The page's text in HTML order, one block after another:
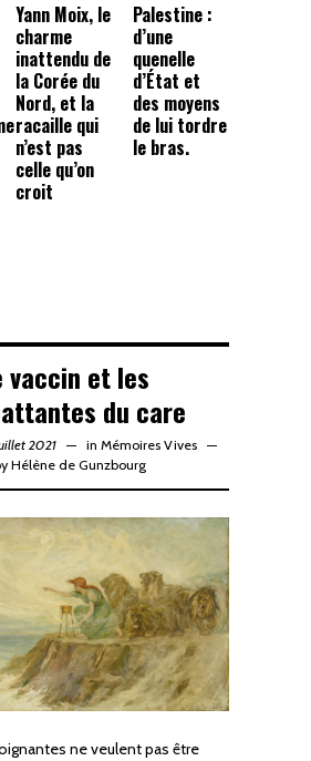
Yann Moix, le
charme
inattendu de
la Corée du
Nord, et la
racaille qui
n’est pas
celle qu’on
croit
Palestine :
d’une
quenelle
d’État et
des moyens
de lui tordre
le bras.
vaccin et les
du care
2021 in Mémoires Vives
Hélène de Gunzbourg
ne veulent pas être